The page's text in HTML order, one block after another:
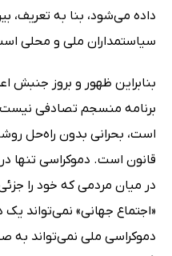
داده مى‌شود، بنا به تعریف،
سیاستمداران ملى و محلى
بنابراین ظهور و بروز جنبش
برنامه منسجم تصادفى
است، بحرانى بدون راه‌حل
قانون است. دموکراسى تنها
در میان مردمى که خود را
«اجتماع جهانى» نمى‌تواند
دموکراسى ملى نمى‌تواند به